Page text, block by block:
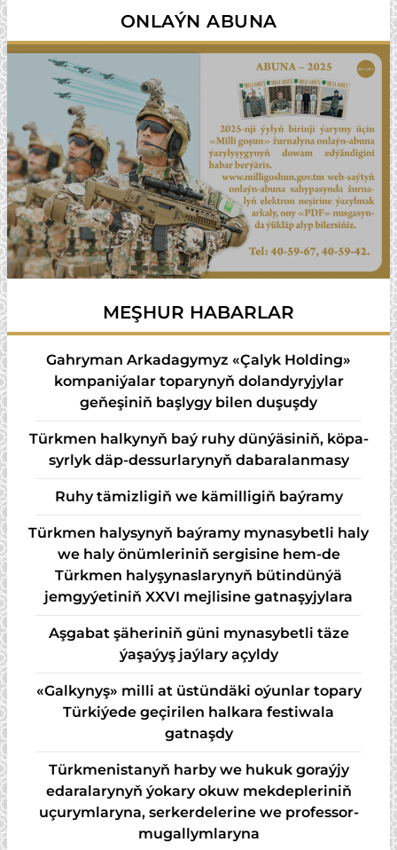
ONLAÝN ABUNA
MEŞHUR HABARLAR
Gahryman Arkadagymyz «Çalyk Holding»
kompaniýalar toparynyň dolandyryjylar
geňeşiniň başlygy bilen duşuşdy
Türk­men hal­ky­nyň baý ru­hy dün­ýä­si­niň, kö­pa­
syr­lyk däp-des­sur­la­ry­nyň da­ba­ra­lan­ma­sy
Ruhy tämizligiň we kämilligiň baýramy
Türkmen halysynyň baýramy mynasybetli haly
we haly önümleriniň sergisine hem-de
Türkmen halyşynaslarynyň bütindünýä
jemgyýetiniň XXVI mejlisine gatnaşyjylara
Aşgabat şäheriniň güni mynasybetli täze
ýaşaýyş jaýlary açyldy
«Galkynyş» milli at üstündäki oýunlar topary
Türkiýede geçirilen halkara festiwala
gatnaşdy
Türkmenistanyň harby we hukuk goraýjy
edaralarynyň ýokary okuw mekdepleriniň
uçurymlaryna, serkerdelerine we professor-
mugallymlaryna